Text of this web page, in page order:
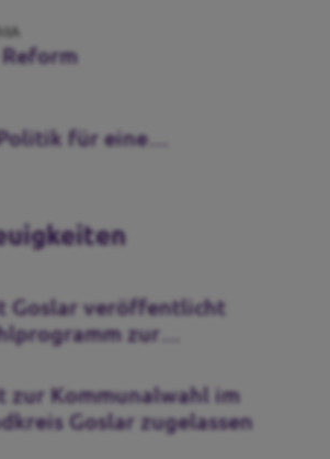
Reform
für eine
Goslar veröffentlicht
zur
zur Kommunalwahl im
Goslar zugelassen